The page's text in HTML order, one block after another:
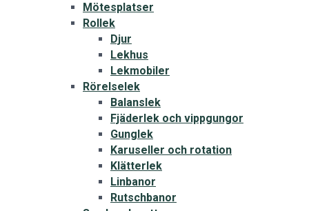
Mötesplatser
Rollek
Djur
Lekhus
Lekmobiler
Rörelselek
Balanslek
Fjäderlek och vippgungor
Gunglek
Karuseller och rotation
Klätterlek
Linbanor
Rutschbanor